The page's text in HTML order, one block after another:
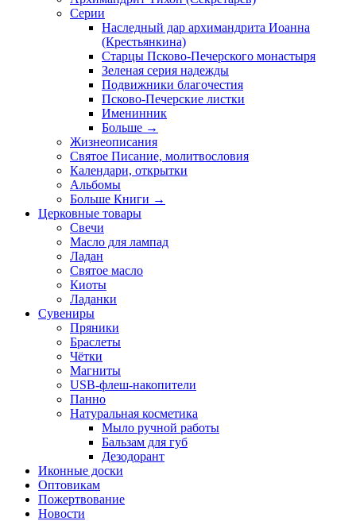
Серии
Наследный дар архимандрита Иоанна
(Крестьянкина)
Старцы Псково-Печерского монастыря
Зеленая серия надежды
Подвижники благочестия
Псково-Печерские листки
Именинник
Больше →
Жизнеописания
Святое Писание, молитвословия
Календари, открытки
Альбомы
Больше Книги →
Церковные товары
Свечи
Масло для лампад
Ладан
Святое масло
Киоты
Ладанки
Сувениры
Пряники
Браслеты
Чётки
Магниты
USB-флеш-накопители
Панно
Натуральная косметика
Мыло ручной работы
Бальзам для губ
Дезодорант
Иконные доски
Оптовикам
Пожертвование
Новости